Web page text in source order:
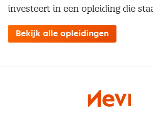
investeert in een opleiding die
Bekijk alle opleidingen